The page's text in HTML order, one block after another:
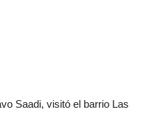
Saadi, visitó el barrio Las